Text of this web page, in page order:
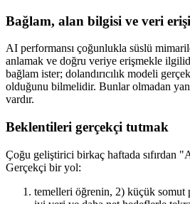
Bağlam, alan bilgisi ve veri
AI performansı çoğunlukla süslü
anlamak ve doğru veriye erişmekle
bağlam ister; dolandırıcılık modeli
olduğunu bilmelidir. Bunlar olmadan
vardır.
Beklentileri gerçekçi tutmak
Çoğu geliştirici birkaç haftada sıfırdan
Gerçekçi bir yol:
temelleri öğrenin, 2) küçük somut